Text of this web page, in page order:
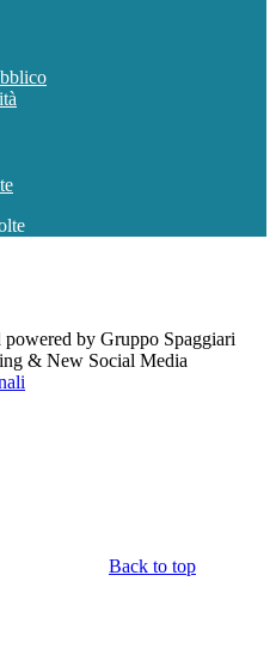
by Gruppo Spaggiari
& New Social Media
Back to top